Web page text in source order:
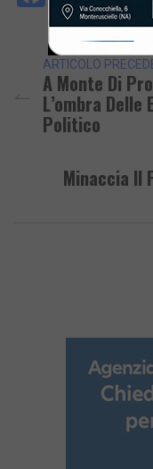
ARTICOLO
A Monte Di
L’ombra
Politico
Minaccia Il